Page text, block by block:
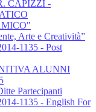
CAPIZZI -
Arte e Creatività”
1135 - Post
ALUNNI
Partecipanti
1135 - English For